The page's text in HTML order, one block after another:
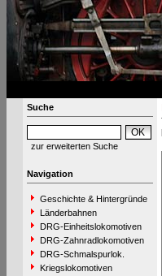
Suche
zur erweiterten Suche
Navigation
Geschichte & Hintergründe
Länderbahnen
DRG-Einheitslokomotiven
DRG-Zahnradlokomotiven
DRG-Schmalspurlok.
Kriegslokomotiven